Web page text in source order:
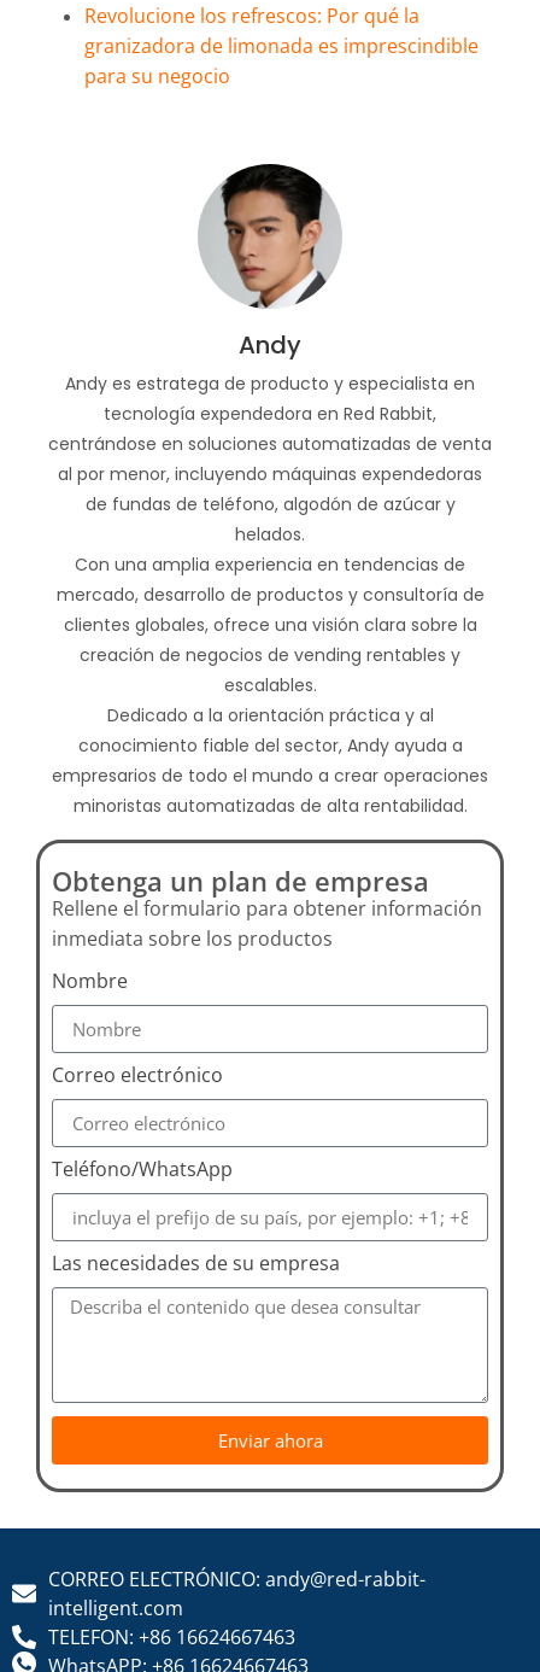
Revolucione los refrescos: Por qué la
granizadora de limonada es imprescindible
para su negocio
Andy
Andy es estratega de producto y especialista en
tecnología expendedora en Red Rabbit,
centrándose en soluciones automatizadas de venta
al por menor, incluyendo máquinas expendedoras
de fundas de teléfono, algodón de azúcar y
helados.
Con una amplia experiencia en tendencias de
mercado, desarrollo de productos y consultoría de
clientes globales, ofrece una visión clara sobre la
creación de negocios de vending rentables y
escalables.
Dedicado a la orientación práctica y al
conocimiento fiable del sector, Andy ayuda a
empresarios de todo el mundo a crear operaciones
minoristas automatizadas de alta rentabilidad.
Obtenga un plan de empresa
Rellene el formulario para obtener información
inmediata sobre los productos
Nombre
Correo electrónico
Teléfono/WhatsApp
Las necesidades de su empresa
Enviar ahora
CORREO ELECTRÓNICO: andy@red-rabbit-
intelligent.com
TELEFON: +86 16624667463
WhatsAPP: +86 16624667463